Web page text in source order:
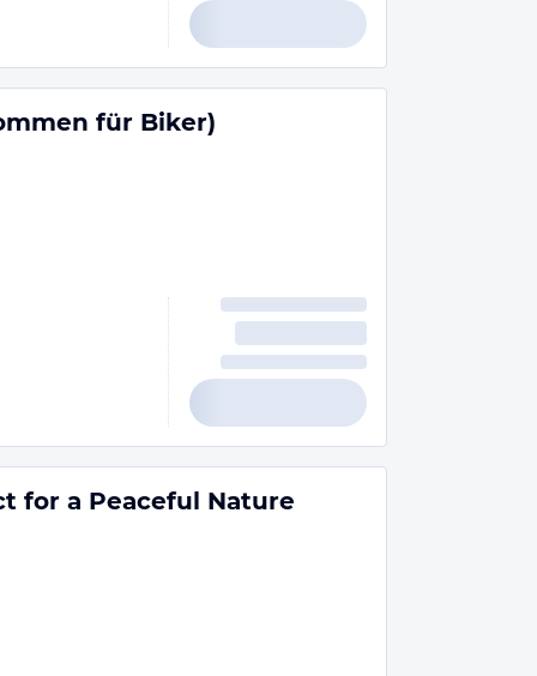
für Biker)
for a Peaceful Nature